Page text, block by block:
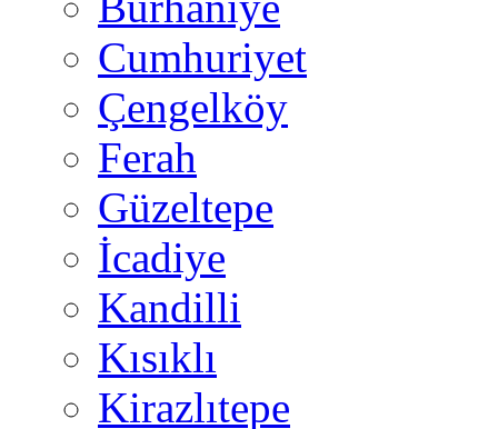
Cumhuriyet
Çengelköy
Ferah
Güzeltepe
İcadiye
Kandilli
Kısıklı
Kirazlıtepe